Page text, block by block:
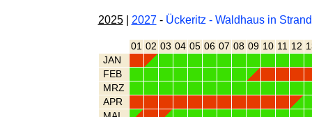
2025| 2027- Ückeritz - Waldhaus in
01 02 03 04 05 06 07 08 09 10 11 12
JAN
FEB
MRZ
APR